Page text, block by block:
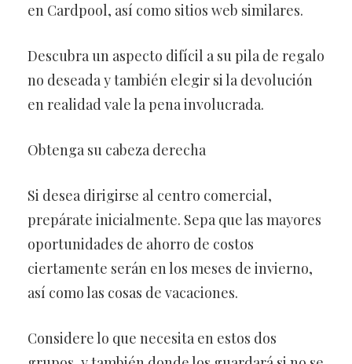
en Cardpool, así como sitios web similares.
Descubra un aspecto difícil a su pila de regalo
no deseada y también elegir si la devolución
en realidad vale la pena involucrada.
Obtenga su cabeza derecha
Si desea dirigirse al centro comercial,
prepárate inicialmente. Sepa que las mayores
oportunidades de ahorro de costos
ciertamente serán en los meses de invierno,
así como las cosas de vacaciones.
Considere lo que necesita en estos dos